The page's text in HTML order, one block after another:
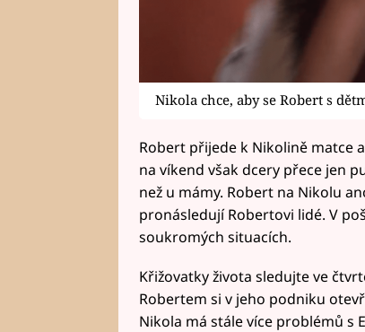
Nikola chce, aby se Robert s
Robert přijede k Nikolině matce
na víkend však dcery přece jen
než u mámy. Robert na Nikolu
pronásledují Robertovi lidé. V
soukromých situacích.
Křižovatky života sledujte ve
Robertem si v jeho podniku
Nikola má stále více problémů s